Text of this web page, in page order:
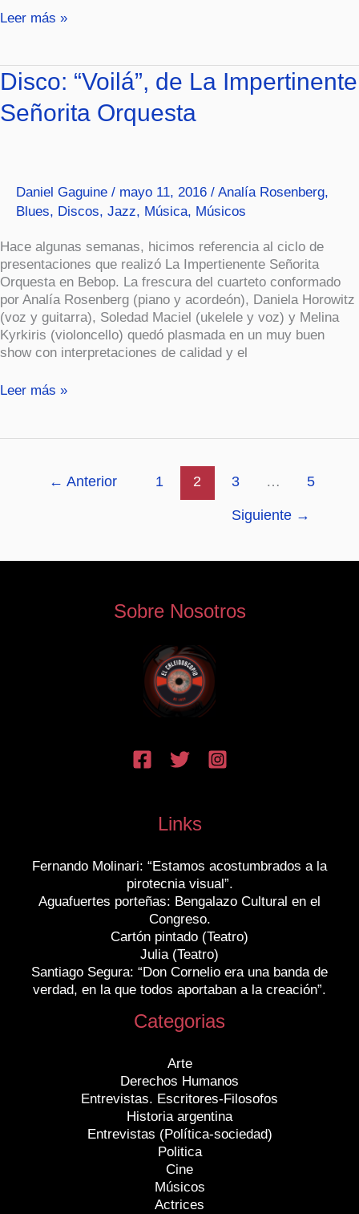
Leer más »
Disco: “Voilá”, de La Impertinente
Señorita Orquesta
Daniel Gaguine / mayo 11, 2016 / Analía Rosenberg,
Blues, Discos, Jazz, Música, Músicos
Hace algunas semanas, hicimos referencia al ciclo de
presentaciones que realizó La Impertienente Señorita
Orquesta en Bebop. La frescura del cuarteto conformado
por Analía Rosenberg (piano y acordeón), Daniela Horowitz
(voz y guitarra), Soledad Maciel (ukelele y voz) y Melina
Kyrkiris (violoncello) quedó plasmada en un muy buen
show con interpretaciones de calidad y el
Disco:
“Voilá”,
de
Leer más »
← Anterior 1 2 3 … 5
Siguiente →
Sobre Nosotros
Links
Fernando Molinari: “Estamos acostumbrados a la
pirotecnia visual”.
Aguafuertes porteñas: Bengalazo Cultural en el
Congreso.
Cartón pintado (Teatro)
Julia (Teatro)
Santiago Segura: “Don Cornelio era una banda de
verdad, en la que todos aportaban a la creación”.
Categorias
Arte
Derechos Humanos
Entrevistas. Escritores-Filosofos
Historia argentina
Entrevistas (Política-sociedad)
Politica
Cine
Músicos
Actrices